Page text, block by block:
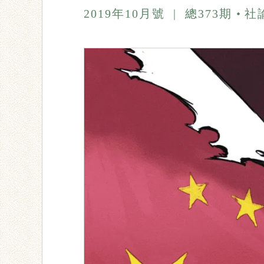
2019年10月號 | 總373期 社